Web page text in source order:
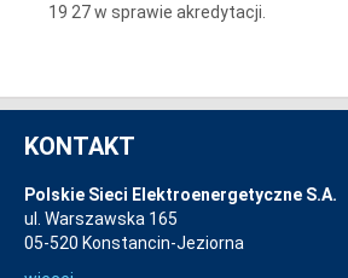
19 27 w sprawie akredytacji.
KONTAKT
Polskie Sieci Elektroenergetyczne S.A.
ul. Warszawska 165
05-520 Konstancin-Jeziorna